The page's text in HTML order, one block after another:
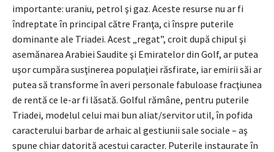
importante: uraniu, petrol şi gaz. Aceste resurse nu ar fi
îndreptate în principal către Franţa, ci înspre puterile
dominante ale Triadei. Acest „regat”, croit după chipul şi
asemănarea Arabiei Saudite şi Emiratelor din Golf, ar putea
uşor cumpăra susţinerea populaţiei răsfirate, iar emirii săi ar
putea să transforme în averi personale fabuloase fracţiunea
de rentă ce le-ar fi lăsată. Golful rămâne, pentru puterile
Triadei, modelul celui mai bun aliat/servitor util, în pofida
caracterului barbar de arhaic al gestiunii sale sociale – aş
spune chiar datorită acestui caracter. Puterile instaurate în